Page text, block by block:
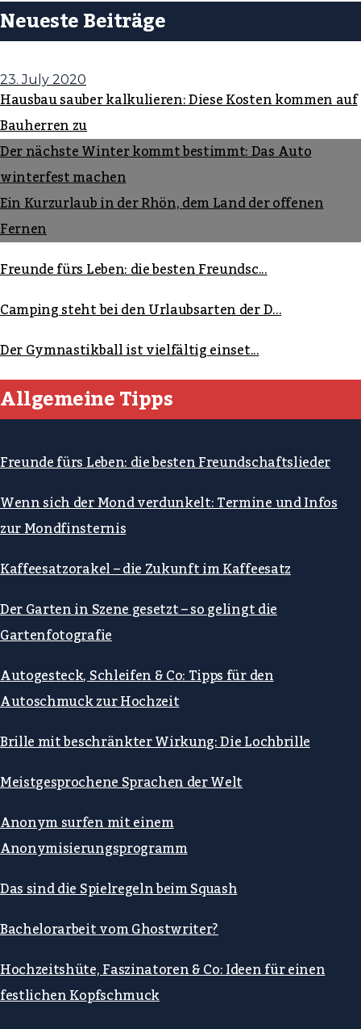
Neueste Beiträge
23. July 2020
Hausbau sauber kalkulieren: Diese Kosten kommen auf
Bauherren zu
Der nächste Winter kommt bestimmt: Das Auto
winterfest machen
Ein Kurzurlaub in der Rhön, dem Land der offenen
Fernen
Freunde fürs Leben: die besten Freundsc...
Camping steht bei den Urlaubsarten der D...
Der Gymnastikball ist vielfältig einset...
Allgemeine Tipps
Freunde fürs Leben: die besten Freundschaftslieder
Wenn sich der Mond verdunkelt: Termine und Infos
zur Mondfinsternis
Kaffeesatzorakel – die Zukunft im Kaffeesatz
Der Garten in Szene gesetzt – so gelingt die
Gartenfotografie
Autogesteck, Schleifen & Co: Tipps für den
Autoschmuck zur Hochzeit
Brille mit beschränkter Wirkung: Die Lochbrille
Meistgesprochene Sprachen der Welt
Anonym surfen mit einem
Anonymisierungsprogramm
Das sind die Spielregeln beim Squash
Bachelorarbeit vom Ghostwriter?
Hochzeitshüte, Faszinatoren & Co: Ideen für einen
festlichen Kopfschmuck